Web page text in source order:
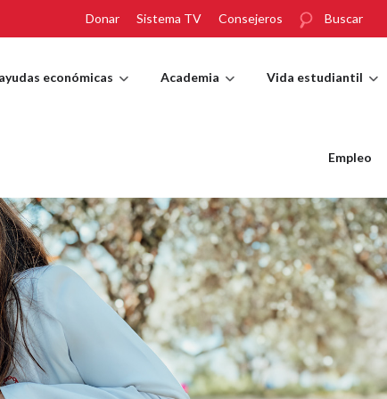
Donar Sistema TV Consejeros Buscar
económicas Academia Vida estudiantil
Empleo